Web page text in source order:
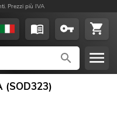
Prezzi più IVA
(SOD323)